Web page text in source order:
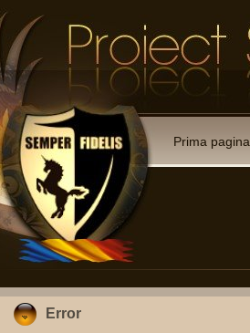
Prima pagina
Error